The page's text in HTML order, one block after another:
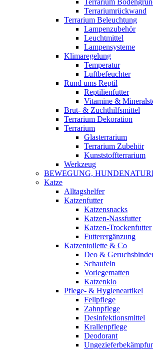
Terrarium
Terrariumrückwand
Terrarium Beleuchtung
Lampenzubehör
Leuchtmittel
Lampensysteme
Klimaregelung
Temperatur
Luftbefeuchter
Rund ums Reptil
Reptilienfutter
Vitamine &
Brut- & Zuchthilfsmittel
Terrarium Dekoration
Terrarium
Glasterrarium
Terrarium Zubehör
Kunststoffterrarium
Werkzeug
BEWEGUNG,
Katze
Alltagshelfer
Katzenfutter
Katzensnacks
Katzen-Nassfutter
Katzen-Trockenfutter
Futterergänzung
Katzentoilette & Co
Deo &
Schaufeln
Vorlegematten
Katzenklo
Pflege- & Hygieneartikel
Fellpflege
Zahnpflege
Desinfektionsmittel
Krallenpflege
Deodorant